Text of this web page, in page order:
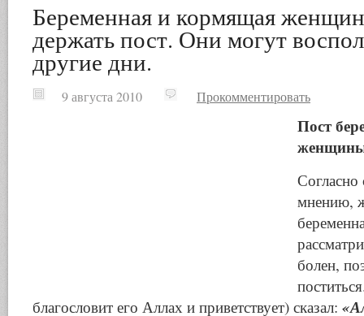
Беременная и кормящая
держать пост. Они могут
другие дни.
9 августа 2010 Прокомментировать
Пост
мнению,
болен,
благословит его Аллах и приветствует) сказал: